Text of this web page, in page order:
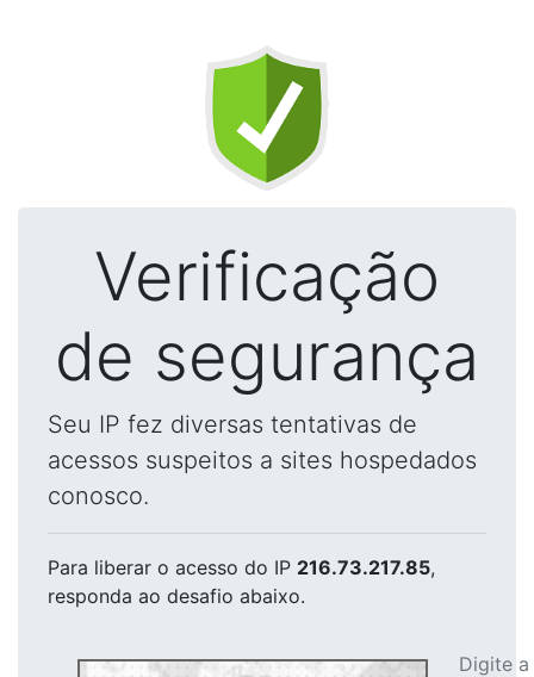
Verificação
de segurança
Seu IP fez diversas tentativas de
acessos suspeitos a sites hospedados
conosco.
Para liberar o acesso do IP 216.73.217.85,
responda ao desafio abaixo.
Digite